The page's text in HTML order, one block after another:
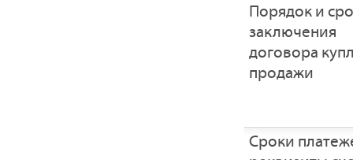
Порядок и
заключения
договора
продажи
Сроки